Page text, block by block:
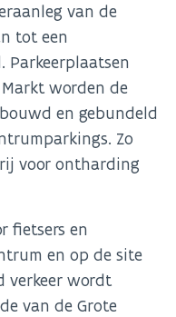
van de
tot een
Parkeerplaatsen
worden de
en gebundeld
Zo
voor ontharding
fietsers en
en op de site
verkeer wordt
van de Grote